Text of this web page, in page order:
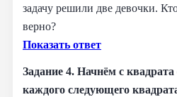
задачу решили две девочки.
верно?
Показать ответ
Задание 4. Начнём с
каждого следующего